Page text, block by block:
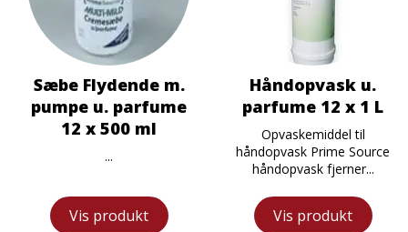
Sæbe Flydende m.
pumpe u. parfume
12 x 500 ml
...
Vis produkt
Håndopvask u.
parfume 12 x 1 L
Opvaskemiddel til
håndopvask Prime Source
håndopvask fjerner...
Vis produkt